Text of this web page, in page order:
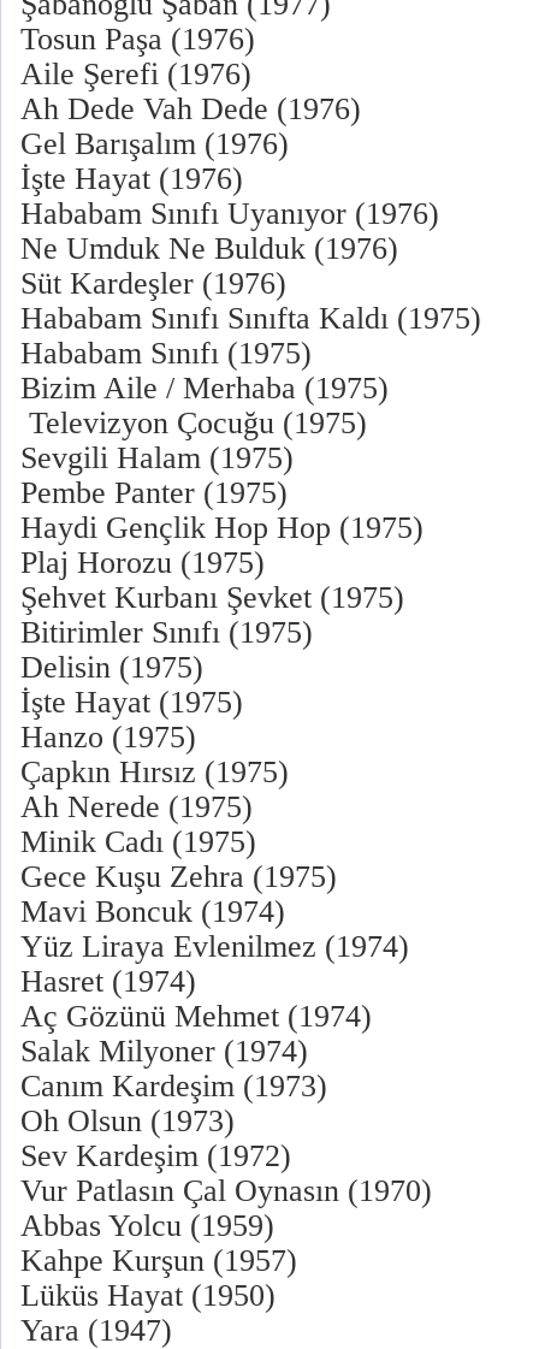
Tosun Paşa (1976)
Aile Şerefi (1976)
Ah Dede Vah Dede (1976)
Gel Barışalım (1976)
İşte Hayat (1976)
Hababam Sınıfı Uyanıyor (1976)
Ne Umduk Ne Bulduk (1976)
Süt Kardeşler (1976)
Hababam Sınıfı Sınıfta Kaldı (1975)
Hababam Sınıfı (1975)
Bizim Aile / Merhaba (1975)
Televizyon Çocuğu (1975)
Sevgili Halam (1975)
Pembe Panter (1975)
Haydi Gençlik Hop Hop (1975)
Plaj Horozu (1975)
Şehvet Kurbanı Şevket (1975)
Bitirimler Sınıfı (1975)
Delisin (1975)
İşte Hayat (1975)
Hanzo (1975)
Çapkın Hırsız (1975)
Ah Nerede (1975)
Minik Cadı (1975)
Gece Kuşu Zehra (1975)
Mavi Boncuk (1974)
Yüz Liraya Evlenilmez (1974)
Hasret (1974)
Aç Gözünü Mehmet (1974)
Salak Milyoner (1974)
Canım Kardeşim (1973)
Oh Olsun (1973)
Sev Kardeşim (1972)
Vur Patlasın Çal Oynasın (1970)
Abbas Yolcu (1959)
Kahpe Kurşun (1957)
Lüküs Hayat (1950)
Yara (1947)